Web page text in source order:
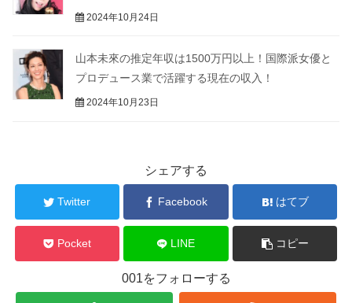
2024年10月24日
山本未來の推定年収は1500万円以上！国際派女優と
プロデュース業で活躍する現在の収入！
2024年10月23日
シェアする
Twitter Facebook はてブ
Pocket LINE コピー
001をフォローする